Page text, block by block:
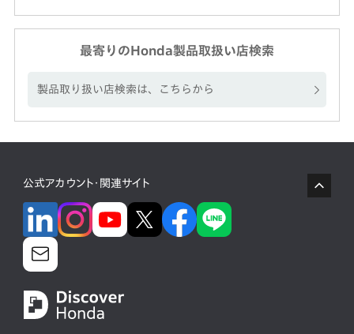
最寄りのHonda製品取扱い店検索
製品取り扱い店検索は、こちらから
公式アカウント・関連サイト